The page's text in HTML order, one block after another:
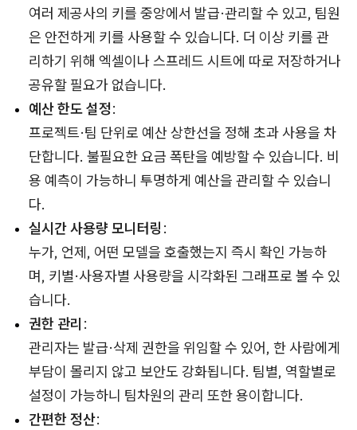
여러 제공사의 키를 중앙에서 발급·관리할 수 있고, 팀원
은 안전하게 키를 사용할 수 있습니다. 더 이상 키를 관
리하기 위해 엑셀이나 스프레드 시트에 따로 저장하거나
공유할 필요가 없습니다.
예산 한도 설정:
프로젝트·팀 단위로 예산 상한선을 정해 초과 사용을 차
단합니다. 불필요한 요금 폭탄을 예방할 수 있습니다. 비
용 예측이 가능하니 투명하게 예산을 관리할 수 있습니
다.
실시간 사용량 모니터링 :
누가, 언제, 어떤 모델을 호출했는지 즉시 확인 가능하
며, 키별·사용자별 사용량을 시각화된 그래프로 볼 수 있
습니다.
권한 관리 :
관리자는 발급·삭제 권한을 위임할 수 있어, 한 사람에게
부담이 몰리지 않고 보안도 강화됩니다. 팀별, 역할별로
설정이 가능하니 팀차원의 관리 또한 용이합니다.
간편한 정산: